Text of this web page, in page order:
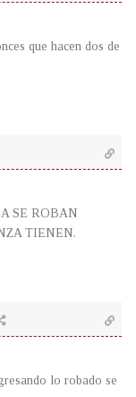
que hacen dos de
SE ROBAN
TIENEN.
lo robado se